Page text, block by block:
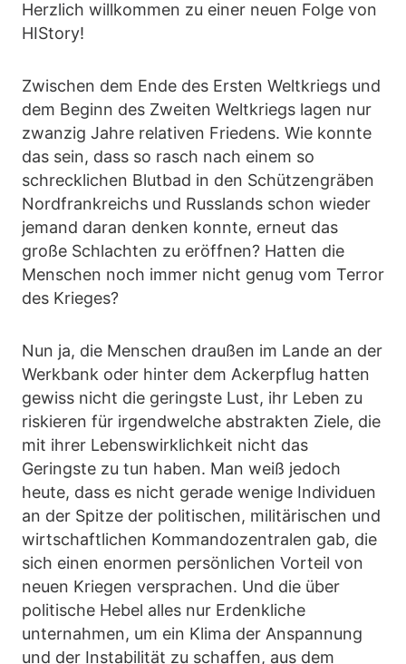
Herzlich willkommen zu einer neuen Folge von
HIStory!
Zwischen dem Ende des Ersten Weltkriegs und
dem Beginn des Zweiten Weltkriegs lagen nur
zwanzig Jahre relativen Friedens. Wie konnte
das sein, dass so rasch nach einem so
schrecklichen Blutbad in den Schützengräben
Nordfrankreichs und Russlands schon wieder
jemand daran denken konnte, erneut das
große Schlachten zu eröffnen? Hatten die
Menschen noch immer nicht genug vom Terror
des Krieges?
Nun ja, die Menschen draußen im Lande an der
Werkbank oder hinter dem Ackerpflug hatten
gewiss nicht die geringste Lust, ihr Leben zu
riskieren für irgendwelche abstrakten Ziele, die
mit ihrer Lebenswirklichkeit nicht das
Geringste zu tun haben. Man weiß jedoch
heute, dass es nicht gerade wenige Individuen
an der Spitze der politischen, militärischen und
wirtschaftlichen Kommandozentralen gab, die
sich einen enormen persönlichen Vorteil von
neuen Kriegen versprachen. Und die über
politische Hebel alles nur Erdenkliche
unternahmen, um ein Klima der Anspannung
und der Instabilität zu schaffen, aus dem